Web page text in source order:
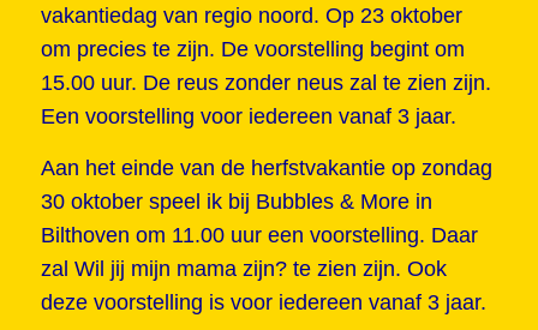
vakantiedag van regio noord. Op 23 oktober
om precies te zijn. De voorstelling begint om
15.00 uur. De reus zonder neus zal te zien zijn.
Een voorstelling voor iedereen vanaf 3 jaar.
Aan het einde van de herfstvakantie op zondag
30 oktober speel ik bij Bubbles & More in
Bilthoven om 11.00 uur een voorstelling. Daar
zal Wil jij mijn mama zijn? te zien zijn. Ook
deze voorstelling is voor iedereen vanaf 3 jaar.